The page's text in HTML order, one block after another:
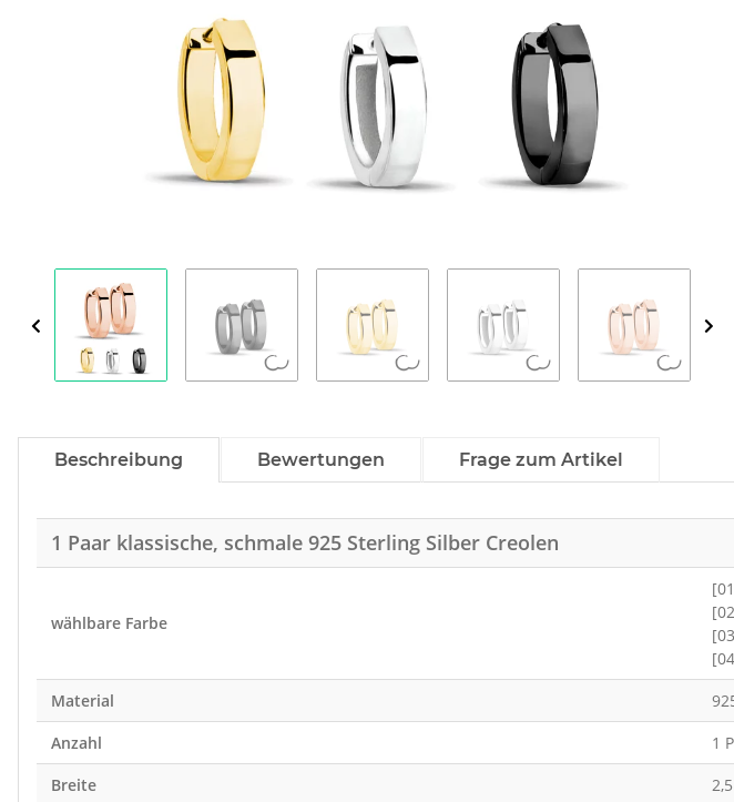
Beschreibung Bewertungen Frage zum Artikel
1 Paar klassische, schmale 925 Sterling Silber Creolen
wählbare Farbe
Material
Anzahl
1
Breite